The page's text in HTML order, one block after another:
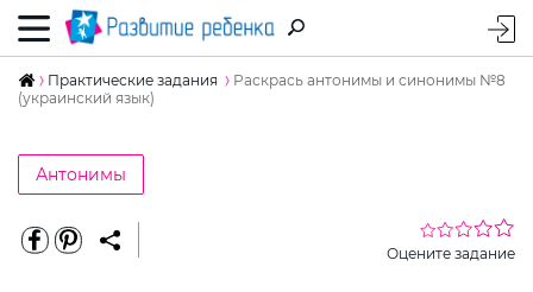
Практические задания
Раскрась антонимы и синонимы №8
(украинский язык)
Антонимы
Оцените задание